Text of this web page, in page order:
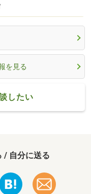
を見る
したい
/ 自分に送る